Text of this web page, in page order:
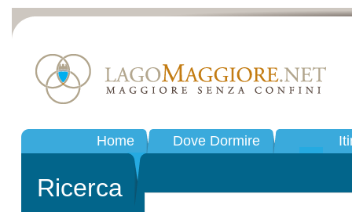
Home Dove Dormire
Ricerca